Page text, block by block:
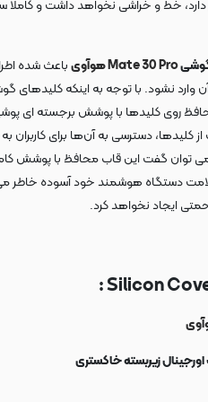
خط و خراشی نخواهد داشت و کاملا
Mate 30 Proهوآویباعث شده
وارد نشود. با توجه به اینکه کلیدهای
روی کلیدها با پوشش برجسته ای
دسترسی به آن‌ها برای کاربران به
می توان گفت این قاب محافظ با پوشش
سلامت دستگاه هوشمند خود آسوده خاطر
ایجاد نخواهد کرد.
Silicon
:
زیربسته خاکستری